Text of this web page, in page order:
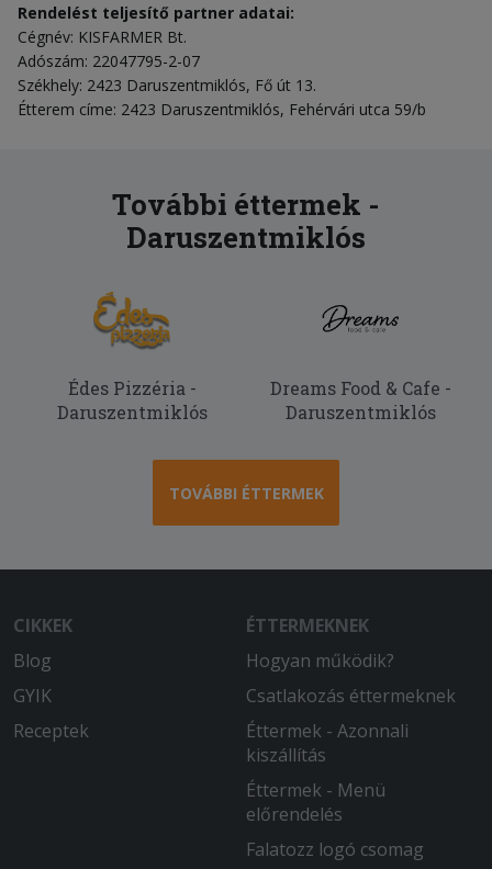
Rendelést teljesítő partner adatai:
Cégnév: KISFARMER Bt.
Adószám: 22047795-2-07
Székhely: 2423 Daruszentmiklós, Fő út 13.
Étterem címe: 2423 Daruszentmiklós, Fehérvári utca 59/b
További éttermek -
Daruszentmiklós
Édes Pizzéria -
Daruszentmiklós
Dreams Food & Cafe -
Daruszentmiklós
TOVÁBBI ÉTTERMEK
CIKKEK
Blog
GYIK
Receptek
ÉTTERMEKNEK
Hogyan működik?
Csatlakozás éttermeknek
Éttermek - Azonnali
kiszállítás
Éttermek - Menü
előrendelés
Falatozz logó csomag